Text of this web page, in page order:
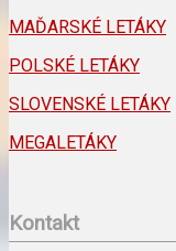
MAĎARSKÉ LETÁKY
POLSKÉ LETÁKY
SLOVENSKÉ LETÁKY
MEGALETÁKY
Kontakt